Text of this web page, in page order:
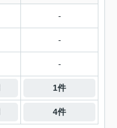
-
-
-
1件
4件